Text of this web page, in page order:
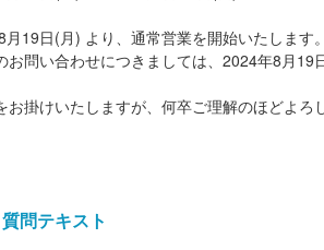
19日(月) より、通常営業を開始いたします。
お問い合わせにつきましては、2024年8月19
お掛けいたしますが、何卒ご理解のほどよろ
質問テキスト